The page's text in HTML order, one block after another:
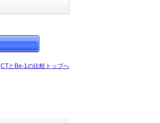
CTとBe-1の比較トップへ